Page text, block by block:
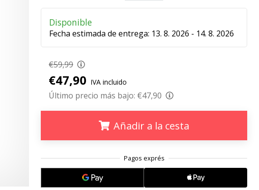
Disponible
Fecha estimada de entrega: 13. 8. 2026 - 14. 8. 2026
€59,99
€47,90 IVA incluido
Último precio más bajo: €47,90
Añadir a la cesta